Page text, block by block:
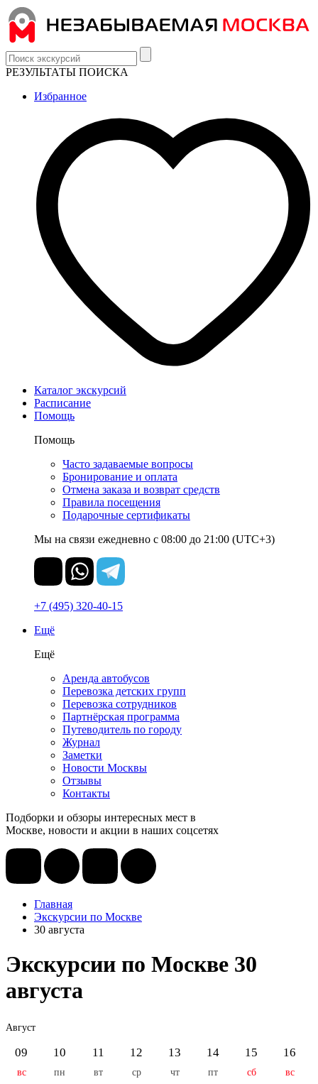
РЕЗУЛЬТАТЫ ПОИСКА
Избранное
Каталог экскурсий
Расписание
Помощь
Помощь
Часто задаваемые вопросы
Бронирование и оплата
Отмена заказа и возврат средств
Правила посещения
Подарочные сертификаты
Мы на связи ежедневно с 08:00 до 21:00 (UTC+3)
+7 (495) 320-40-15
Ещё
Ещё
Аренда автобусов
Перевозка детских групп
Перевозка сотрудников
Партнёрская программа
Путеводитель по городу
Журнал
Заметки
Новости Москвы
Отзывы
Контакты
Подборки и обзоры интересных мест в
Москве, новости и акции в наших соцсетях
Главная
Экскурсии по Москве
30 августа
Экскурсии по Москве 30
августа
Август
09
вс
10
пн
11
вт
12
ср
13
чт
14
пт
15
сб
16
вс